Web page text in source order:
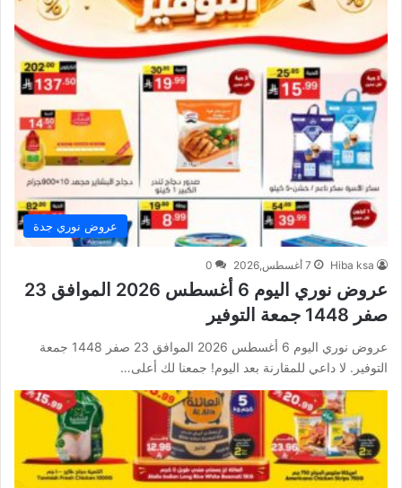
عروض نوري جدة
Hiba ksa 7 أغسطس,2026 0
عروض نوري اليوم 6 أغسطس 2026 الموافق 23
صفر 1448 جمعة التوفير
عروض نوري اليوم 6 أغسطس 2026 الموافق 23 صفر 1448 جمعة
التوفير. لا داعي للمقارنة بعد اليوم! جمعنا لك أعلى…